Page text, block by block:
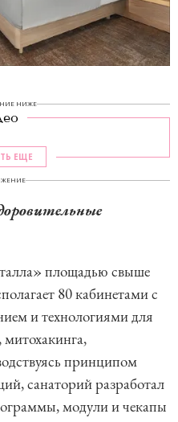
НИЖЕ
ЕЩЕ
площадью свыше
80 кабинетами с
и технологиями для
принципом
санаторий разработал
модули и чекапы